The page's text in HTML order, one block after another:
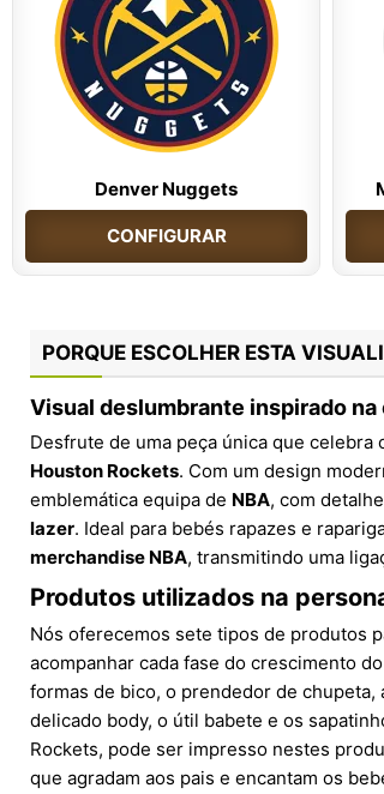
Denver Nuggets
CONFIGURAR
PORQUE ESCOLHER ESTA
Visual deslumbrante inspirado
Desfrute de uma peça única que
Houston Rockets. Com um design
emblemática equipa de NBA, com
lazer. Ideal para bebés rapazes e
merchandise NBA, transmitindo uma
Produtos utilizados na
Nós oferecemos sete tipos de produtos
acompanhar cada fase do crescimento
formas de bico, o prendedor de
delicado body, o útil babete e os
Rockets, pode ser impresso nestes
que agradam aos pais e encantam os